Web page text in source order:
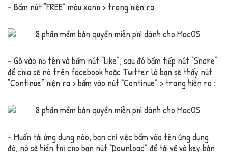
– Bấm nút “FREE” màu xanh > trang hiện ra :
– Gõ vào họ tên và bấm nút “Like”, sau đó bấm tiếp nút “Share”
để chia sẽ nó trên facebook hoặc Twitter là bạn sẽ thấy nút
“Continue” hiện ra > bấm vào nút “Continue” > trang hiện ra :
– Muốn tải ứng dụng nào, bạn chỉ việc bấm vào tên ứng dụng
đó, nó sẽ hiển thị cho bạn nút “Download” để tải về và key bản